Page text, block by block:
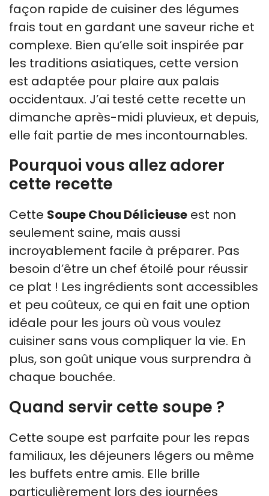
façon rapide de cuisiner des légumes
frais tout en gardant une saveur riche et
complexe. Bien qu’elle soit inspirée par
les traditions asiatiques, cette version
est adaptée pour plaire aux palais
occidentaux. J’ai testé cette recette un
dimanche après-midi pluvieux, et depuis,
elle fait partie de mes incontournables.
Pourquoi vous allez adorer
cette recette
Cette Soupe Chou Délicieuse est non
seulement saine, mais aussi
incroyablement facile à préparer. Pas
besoin d’être un chef étoilé pour réussir
ce plat ! Les ingrédients sont accessibles
et peu coûteux, ce qui en fait une option
idéale pour les jours où vous voulez
cuisiner sans vous compliquer la vie. En
plus, son goût unique vous surprendra à
chaque bouchée.
Quand servir cette soupe ?
Cette soupe est parfaite pour les repas
familiaux, les déjeuners légers ou même
les buffets entre amis. Elle brille
particulièrement lors des journées